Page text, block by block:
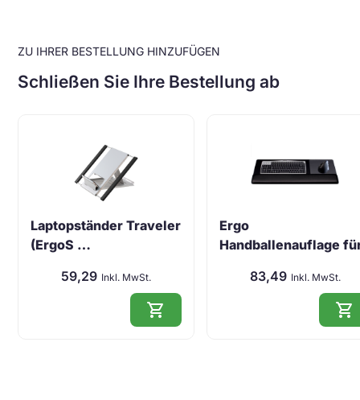
ZU IHRER BESTELLUNG HINZUFÜGEN
Schließen Sie Ihre Bestellung ab
Laptopständer Traveler
(ErgoS …
59,29 Inkl. MwSt.
shopping_cart
Ergo
Handballenauflage
83,49 Inkl. MwSt.
shopping_cart